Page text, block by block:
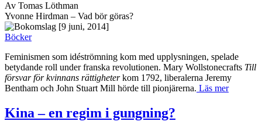
Av Tomas Löthman
Yvonne Hirdman – Vad bör göras?
[9 juni, 2014]
Böcker
Feminismen som idéströmning kom med upplysningen, spelade
betydande roll under franska revolutionen. Mary Wollstonecrafts Till
försvar för kvinnans rättigheterkom 1792, liberalerna Jeremy
Bentham och John Stuart Mill hörde till pionjärerna. Läs mer
Kina – en regim i gungning?